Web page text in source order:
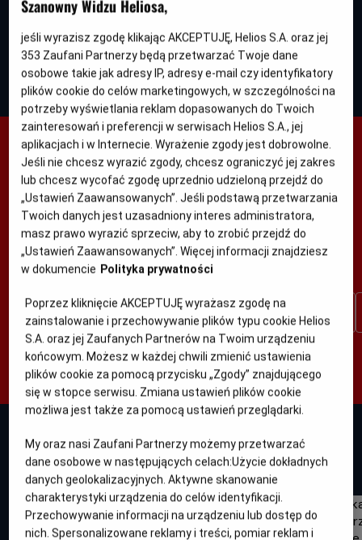
dubbing
17:30
2D, dubbing
rok
18:15
2D, napisy
20:30
2D, napisy
BIAŁYSTOK HELIOS JUROWIECKA
ZOBACZ CO GRAMY
Repertuar na kolejny tydzień wkażdy wtorek po godzinie
17:00
Wybierz interesujący Cię dzień
Jutro
9 sie
Pon.
10 sie
Wt.
11 sie
Śr.
12 sie
Czw.
13 sie
14 sie
Zobacz ile możesz zyskać!
WYDARZENIA
Szanowny Widzu Heliosa,
jeśli wyrazisz zgodę klikając AKCEPTUJĘ, Helios S.A. oraz jej
353 Zaufani Partnerzy będą przetwarzać Twoje dane
osobowe takie jak adresy IP, adresy e-mail czy identyfikatory
plików cookie do celów marketingowych, w szczególności na
potrzeby wyświetlania reklam dopasowanych do Twoich
zainteresowań i preferencji w serwisach Helios S.A., jej
aplikacjach i w Internecie. Wyrażenie zgody jest dobrowolne.
Jeśli nie chcesz wyrazić zgody, chcesz ograniczyć jej zakres
lub chcesz wycofać zgodę uprzednio udzieloną przejdź do
„Ustawień Zaawansowanych”. Jeśli podstawą przetwarzania
Twoich danych jest uzasadniony interes administratora,
masz prawo wyrazić sprzeciw, aby to zrobić przejdź do
„Ustawień Zaawansowanych”. Więcej informacji znajdziesz
w dokumencie Polityka prywatności
Poprzez kliknięcie AKCEPTUJĘ wyrażasz zgodę na
zainstalowanie i przechowywanie plików typu cookie Helios
S.A. oraz jej Zaufanych Partnerów na Twoim urządzeniu
końcowym. Możesz w każdej chwili zmienić ustawienia
plików cookie za pomocą przycisku „Zgody” znajdującego
się w stopce serwisu. Zmiana ustawień plików cookie
możliwa jest także za pomocą ustawień przeglądarki.
My oraz nasi Zaufani Partnerzy możemy przetwarzać
dane osobowe w następujących celach:Użycie dokładnych
danych geolokalizacyjnych. Aktywne skanowanie
charakterystyki urządzenia do celów identyfikacji.
Przechowywanie informacji na urządzeniu lub dostęp do
nich. Spersonalizowane reklamy i treści, pomiar reklam i